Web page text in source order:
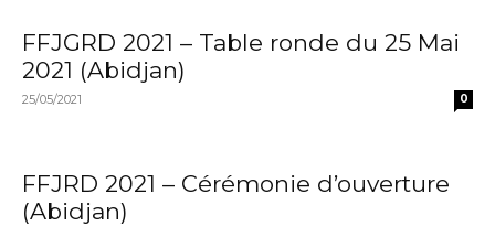
FFJGRD 2021 – Table ronde du 25 Mai
2021 (Abidjan)
25/05/2021 0
FFJRD 2021 – Cérémonie d’ouverture
(Abidjan)